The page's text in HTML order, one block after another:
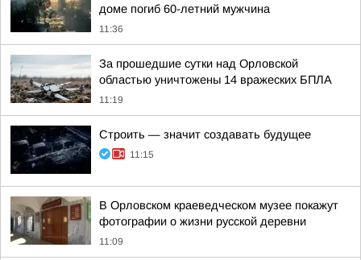
доме погиб 60-летний мужчина
11:36
За прошедшие сутки над Орловской
областью уничтожены 14 вражеских БПЛА
11:19
Строить — значит создавать будущее
11:15
В Орловском краеведческом музее покажут
фотографии о жизни русской деревни
11:09